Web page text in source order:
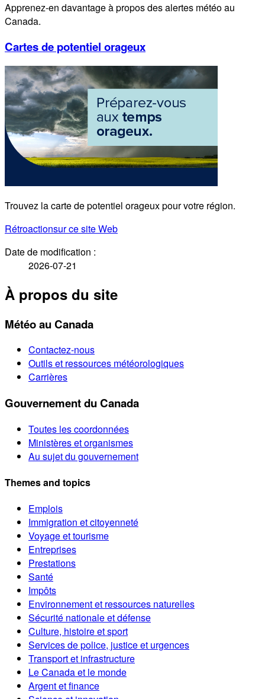
Apprenez-en davantage à propos des alertes météo au
Canada.
Cartes de potentiel orageux
Trouvez la carte de potentiel orageux pour votre région.
Rétroactionsur ce site Web
Date de modification :
2026-07-21
À propos du site
Météo au Canada
Contactez-nous
Outils et ressources météorologiques
Carrières
Gouvernement du Canada
Toutes les coordonnées
Ministères et organismes
Au sujet du gouvernement
Themes and topics
Emplois
Immigration et citoyenneté
Voyage et tourisme
Entreprises
Prestations
Santé
Impôts
Environnement et ressources naturelles
Sécurité nationale et défense
Culture, histoire et sport
Services de police, justice et urgences
Transport et infrastructure
Le Canada et le monde
Argent et finance